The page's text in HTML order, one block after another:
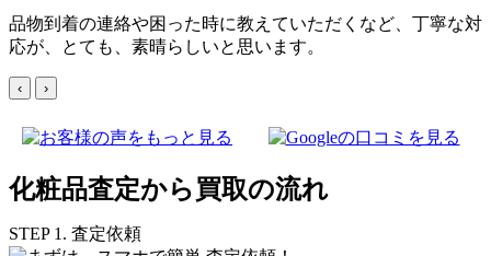
品物到着の連絡や困った時に教えていただくなど、丁寧な対
応が、とても、素晴らしいと思います。
‹ ›
化粧品査定から買取の流れ
STEP 1. 査定依頼